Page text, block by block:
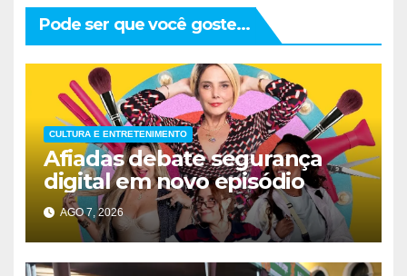
Pode ser que você goste...
CULTURA E ENTRETENIMENTO
Afiadas debate segurança
digital em novo episódio
AGO 7, 2026